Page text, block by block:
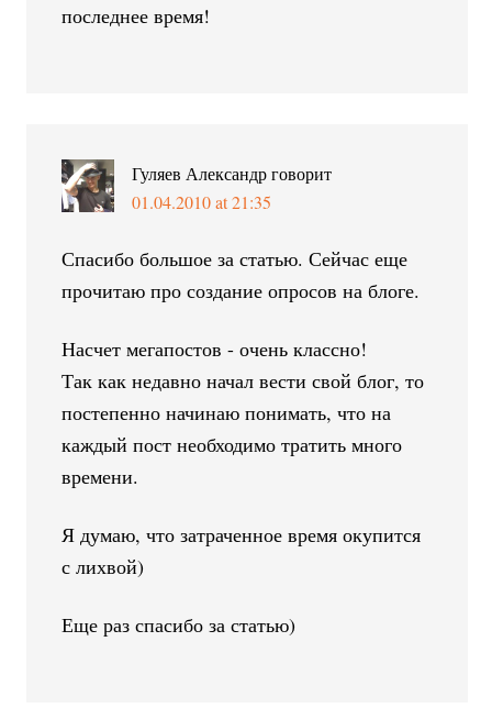
последнее время!
Гуляев Александр говорит
01.04.2010 at 21:35
Спасибо большое за статью. Сейчас еще
прочитаю про создание опросов на блоге.
Насчет мегапостов - очень классно!
Так как недавно начал вести свой блог, то
постепенно начинаю понимать, что на
каждый пост необходимо тратить много
времени.
Я думаю, что затраченное время окупится
с лихвой)
Еще раз спасибо за статью)